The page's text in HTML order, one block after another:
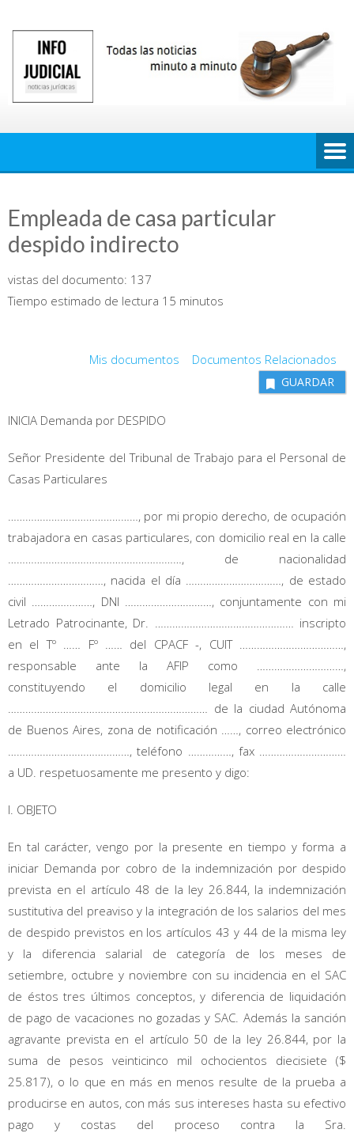
contenido
Empleada de casa particular
despido indirecto
vistas del documento: 137
Tiempo estimado de lectura 15 minutos
Mis documentos Documentos Relacionados
GUARDAR
INICIA Demanda por DESPIDO
Señor Presidente del Tribunal de Trabajo para el Personal de
Casas Particulares
………………………………………, por mi propio derecho, de ocupación
trabajadora en casas particulares, con domicilio real en la calle
……………………………………………………, de nacionalidad
……………………………, nacida el día ……………………………, de estado
civil …………………, DNI …………………………, conjuntamente con mi
Letrado Patrocinante, Dr. ………………………………………… inscripto
en el Tº …… Fº …… del CPACF -, CUIT ………………………………,
responsable ante la AFIP como …………………………,
constituyendo el domicilio legal en la calle
…………………………………………………………… de la ciudad Autónoma
de Buenos Aires, zona de notificación ……, correo electrónico
……………………………………, teléfono ……………, fax …………………………
a UD. respetuosamente me presento y digo:
I. OBJETO
En tal carácter, vengo por la presente en tiempo y forma a
iniciar Demanda por cobro de la indemnización por despido
prevista en el artículo 48 de la ley 26.844, la indemnización
sustitutiva del preaviso y la integración de los salarios del mes
de despido previstos en los artículos 43 y 44 de la misma ley
y la diferencia salarial de categoría de los meses de
setiembre, octubre y noviembre con su incidencia en el SAC
de éstos tres últimos conceptos, y diferencia de liquidación
de pago de vacaciones no gozadas y SAC. Además la sanción
agravante prevista en el artículo 50 de la ley 26.844, por la
suma de pesos veinticinco mil ochocientos diecisiete ($
25.817), o lo que en más en menos resulte de la prueba a
producirse en autos, con más sus intereses hasta su efectivo
pago y costas del proceso contra la Sra.